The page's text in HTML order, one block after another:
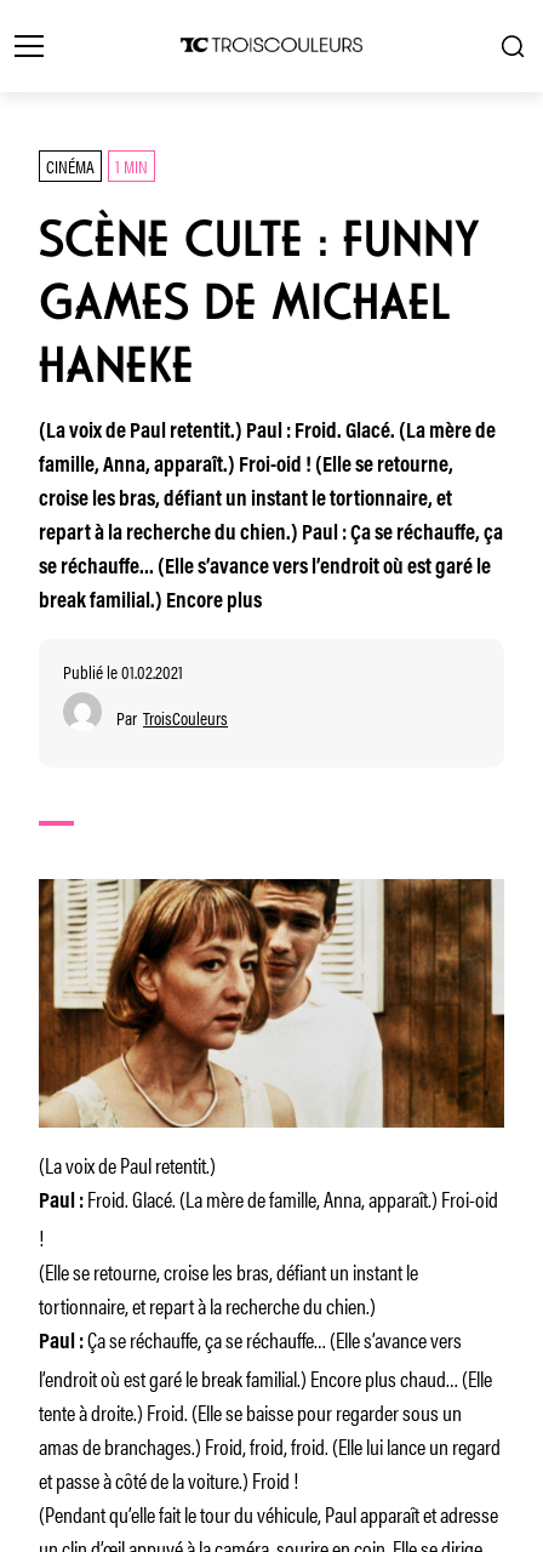
CINÉMA 1 MIN
SCÈNE CULTE : FUNNY
GAMES DE MICHAEL
HANEKE
(La voix de Paul retentit.) Paul : Froid. Glacé. (La mère de
famille, Anna, apparaît.) Froi-oid ! (Elle se retourne,
croise les bras, défiant un instant le tortionnaire, et
repart à la recherche du chien.) Paul : Ça se réchauffe, ça
se réchauffe… (Elle s’avance vers l’endroit où est garé le
break familial.) Encore plus
Publié le 01.02.2021
Par TroisCouleurs
(La voix de Paul retentit.)
Paul : Froid. Glacé. (La mère de famille, Anna, apparaît.) Froi-oid
!
(Elle se retourne, croise les bras, défiant un instant le
tortionnaire, et repart à la recherche du chien.)
Paul :Ça se réchauffe, ça se réchauffe… (Elle s’avance vers
l’endroit où est garé le break familial.) Encore plus chaud… (Elle
tente à droite.) Froid. (Elle se baisse pour regarder sous un
amas de branchages.) Froid, froid, froid. (Elle lui lance un regard
et passe à côté de la voiture.) Froid !
(Pendant qu’elle fait le tour du véhicule, Paul apparaît et adresse